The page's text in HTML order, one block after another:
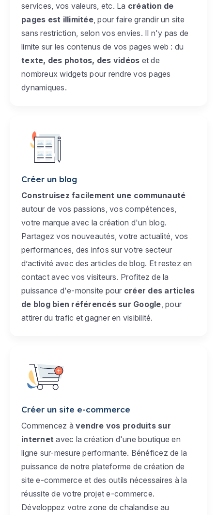
services, vos valeurs, etc. La création de
pages est illimitée, pour faire grandir un site
sans restriction, selon vos envies. Il n'y pas de
limite sur les contenus de vos pages web : du
texte, des photos, des vidéos et de
nombreux widgets pour rendre vos pages
dynamiques.
Créer un blog
Construisez facilement une communauté
autour de vos passions, vos compétences,
votre marque avec la création d'un blog.
Partagez vos nouveautés, votre actualité, vos
performances, des infos sur votre secteur
d’activité avec des articles de blog. Et restez en
contact avec vos visiteurs. Profitez de la
puissance d'e-monsite pour créer des articles
de blog bien référencés sur Google , pour
attirer du trafic et gagner en visibilité.
Créer un site e-commerce
Commencez à vendre vos produits sur
internet avec la création d'une boutique en
ligne sur-mesure performante. Bénéficez de la
puissance de notre plateforme de création de
site e-commerce et des outils nécessaires à la
réussite de votre projet e-commerce.
Développez votre zone de chalandise au